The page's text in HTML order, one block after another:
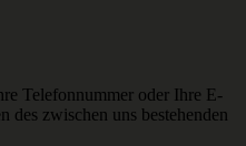
Telefonnummer oder Ihre E-
zwischen uns bestehenden